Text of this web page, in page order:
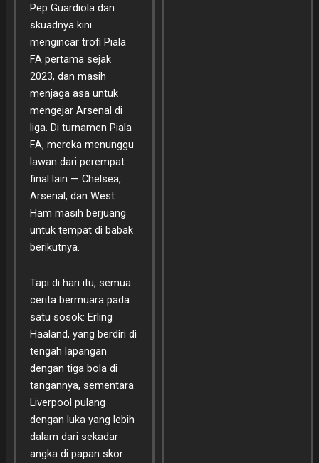
Pep Guardiola dan
skuadnya kini
mengincar trofi Piala
FA pertama sejak
2023, dan masih
menjaga asa untuk
mengejar Arsenal di
liga. Di turnamen Piala
FA, mereka menunggu
lawan dari perempat
final lain — Chelsea,
Arsenal, dan West
Ham masih berjuang
untuk tempat di babak
berikutnya.
Tapi di hari itu, semua
cerita bermuara pada
satu sosok: Erling
Haaland, yang berdiri di
tengah lapangan
dengan tiga bola di
tangannya, sementara
Liverpool pulang
dengan luka yang lebih
dalam dari sekadar
angka di papan skor.